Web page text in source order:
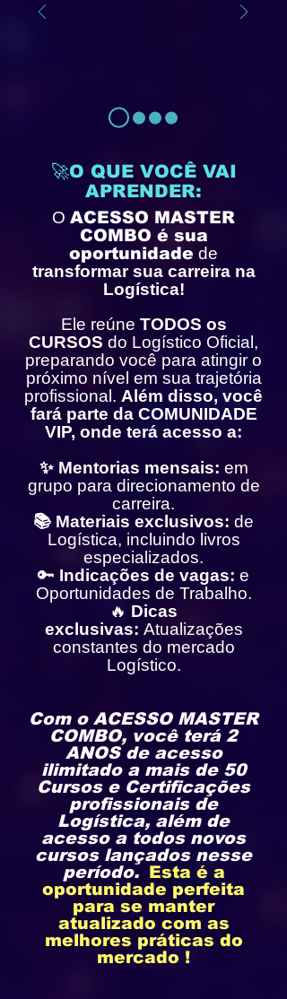
🚀O QUE VOCÊ VAI
APRENDER:
O ACESSO MASTER
COMBO é sua
oportunidade de
transformar sua carreira na
Logística!
Ele reúne TODOS os
CURSOS do Logístico Oficial,
preparando você para atingir o
próximo nível em sua trajetória
profissional. Além disso, você
fará parte da COMUNIDADE
VIP, onde terá acesso a:
✨ Mentorias mensais: em
grupo para direcionamento de
carreira.
📚 Materiais exclusivos: de
Logística, incluindo livros
especializados.
🔑 Indicações de vagas: e
Oportunidades de Trabalho.
🔥 Dicas
exclusivas: Atualizações
constantes do mercado
Logístico.
Com o ACESSO MASTER
COMBO, você terá 2
ANOS de acesso
ilimitado a mais de 50
Cursos e Certificações
profissionais de
Logística, além de
acesso a todos novos
cursos lançados nesse
período. Esta é a
oportunidade perfeita
para se manter
atualizado com as
melhores práticas do
mercado !